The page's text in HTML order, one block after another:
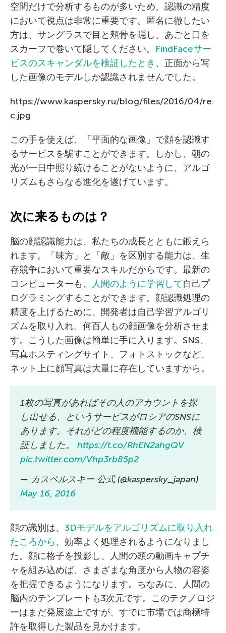
空間だけで分析するものが多いため、認識の精度
において視点は非常に重要です。匿名に徹したい
方は、サングラスで目と頬骨を隠し、あごと口を
スカーフで巻いて隠してください。 FindFaceサー
ビスのスキャンダルを検証したとき 、正面から写
した画像のモデルしか認識されませんでした。
https://www.kaspersky.ru/blog/files/2016/04/re
c.jpg
この手を使えば、「平面的な画像」で顔を認識す
るサービスを騙すことができます。しかし、朝の
光が一日中照り続けることがないように、アルゴ
リズムもさらなる進化を遂げています。
次に来るものは？
脳の顔認識能力は、私たちの成長とともに鍛えら
れます。「味方」と「敵」を区別する能力は、生
存競争において重要なスキルだからです。最新の
コンピューターも、
人間のように学習して自己プ
ログラミングすることができます。顔認識処理の
精度を上げるために、開発者は自己学習アルゴリ
ズムを取り入れ、何百人もの顔画像を分析させま
す。こうした画像は簡単に手に入ります。SNS、
写真ホスティングサイト、フォトストックなど、
ネット上に顔写真は大量に存在していますから。
1枚の写真があればその人のアカウントを探
し出せる、というサービスがロシアのSNSに
あります。それがどの程度機能するのか、検
証しました。 https://t.co/RhEN2ahgQV
pic.twitter.com/Vhp3rb85p2
— カスペルスキー 公式 (@kaspersky_japan)
May 16, 2016
顔の識別は、 3Dモデルをアルゴリズムに取り入れ
たころから、効率よく処理されるようになりまし
た。顔に格子を投影し、人間の頭の動画キャプチ
ャを組み込めば、さまざまな角度から人物の容姿
を把握できるようになります。ちなみに、人間の
脳内のテンプレートも3次元です。このテクノロジ
ーはまだ発展途上ですが、すでに市場では商標特
許を取得した製品を見かけます。